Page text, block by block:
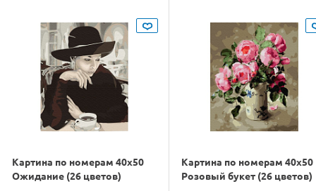
Картина по номерам 40х50
Ожидание (26 цветов)
Картина по номерам 40х50
Розовый букет (26 цветов)